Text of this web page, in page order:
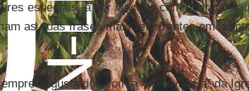
especiais, a ser lançado com operações
as suas frases mais recorrentes em
angustiados com a “irrelevância” da